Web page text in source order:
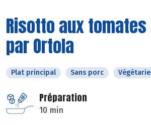
Risotto aux
par Ortola
Plat principal Sans porc
Préparation
10 min